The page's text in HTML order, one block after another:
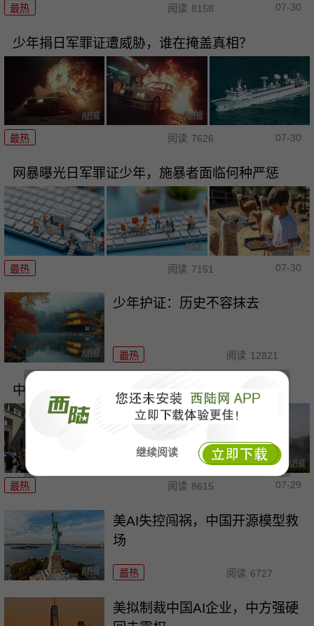
继续阅读
最热 阅读 8158 07-30
少年捐日军罪证遭威胁，谁在掩盖真相？
最热 阅读 7626 07-30
网暴曝光日军罪证少年，施暴者面临何种严惩
最热 阅读 7151 07-30
少年护证：历史不容抹去
最热 阅读 12821
中美AI分野：从“造脑”到“铸身”的战略分野
最热 阅读 8615 07-29
美AI失控闯祸，中国开源模型救
场
最热 阅读 6727
美拟制裁中国AI企业，中方强硬